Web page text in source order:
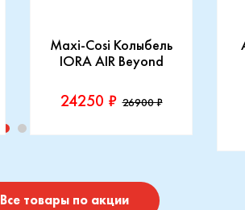
Maxi-Cosi Колыбель
IORA AIR Beyond
24250 ₽ 26900 ₽
Производитель::
Купить
Все товары по акции